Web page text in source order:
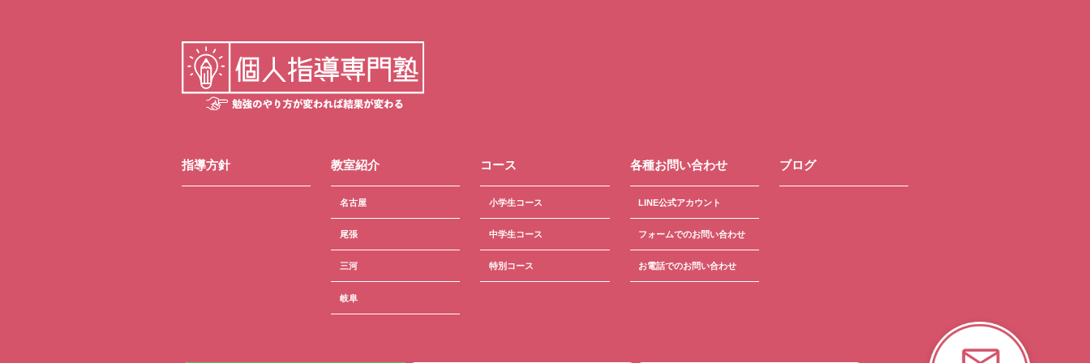
指導方針 教室紹介
名古屋
尾張
三河
岐阜
コース
小学生コース
中学生コース
特別コース
各種お問い合わせ
LINE公式アカウント
フォームでのお問い合わせ
お電話でのお問い合わせ
ブログ